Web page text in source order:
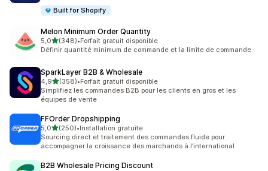
Built for Shopify
Melon Minimum Order Quantity
5,0étoile(s) sur 5
(348)
348 avis au total
•Forfait gratuit disponible
Définir quantité minimum de commande et la limite de commande
SparkLayer B2B & Wholesale
4,9étoile(s) sur 5
(358)
358 avis au total
•Forfait gratuit disponible
Simplifiez les commandes B2B pour les clients en gros et les
équipes de vente
FFOrder Dropshipping
5,0étoile(s) sur 5
(250)
250 avis au total
•Installation gratuite
Sourcing direct et traitement des commandes fluide pour
accompagner la croissance des marchands à l’international
B2B Wholesale Pricing Discount